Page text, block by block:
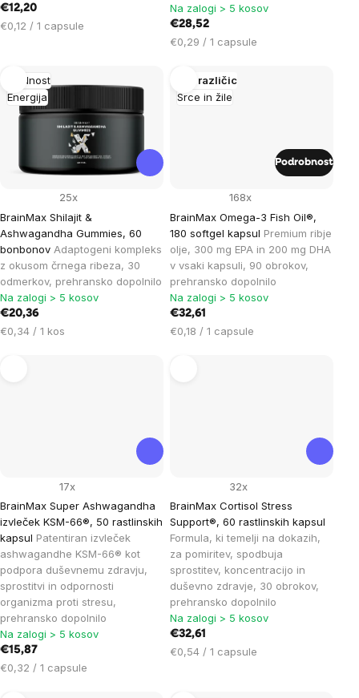
€12,20
Cena
€0,12 / 1 capsule
Na zalogi > 5 kosov
€28,52
Cena
€0,29 / 1 capsule
Plodnost
Energija
BrainMax Shilajit &
Ashwagandha Gummies, 60
bonbonov Adaptogeni kompleks
z okusom črnega ribeza, 30
odmerkov, prehransko dopolnilo
25x
Na zalogi > 5 kosov
€20,36
Cena
€0,34 / 1 kos
Srce in žile
Več različic
BrainMax Omega-3 Fish Oil®,
180 softgel kapsul Premium ribje
olje, 300 mg EPA in 200 mg DHA
v vsaki kapsuli, 90 obrokov,
prehransko dopolnilo
168x
Na zalogi > 5 kosov
€32,61
Cena
€0,18 / 1 capsule
Podrobnost
BrainMax Super Ashwagandha
izvleček KSM-66®, 50 rastlinskih
kapsul Patentiran izvleček
ashwagandhe KSM-66® kot
podpora duševnemu zdravju,
sprostitvi in odpornosti
organizma proti stresu,
prehransko dopolnilo
17x
Na zalogi > 5 kosov
€15,87
Cena
€0,32 / 1 capsule
BrainMax Cortisol Stress
Support®, 60 rastlinskih kapsul
Formula, ki temelji na dokazih,
za pomiritev, spodbuja
sprostitev, koncentracijo in
duševno zdravje, 30 obrokov,
prehransko dopolnilo
32x
Na zalogi > 5 kosov
€32,61
Cena
€0,54 / 1 capsule